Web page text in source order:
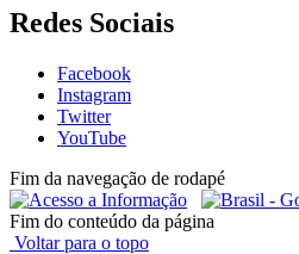
Redes Sociais
Facebook
Instagram
Twitter
YouTube
Fim da navegação de rodapé
Fim do conteúdo da página
Voltar para o topo